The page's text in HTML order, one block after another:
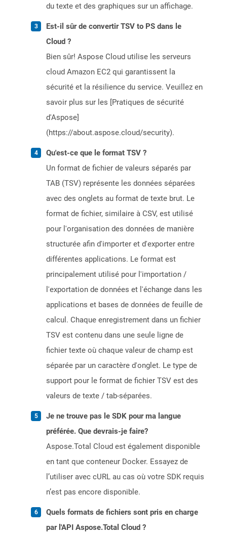
du texte et des graphiques sur un affichage.
Est-il sûr de convertir TSV to PS dans le
Cloud ?
Bien sûr! Aspose Cloud utilise les serveurs
cloud Amazon EC2 qui garantissent la
sécurité et la résilience du service. Veuillez en
savoir plus sur les [Pratiques de sécurité
d'Aspose]
(https://about.aspose.cloud/security).
Qu'est-ce que le format TSV ?
Un format de fichier de valeurs séparés par
TAB (TSV) représente les données séparées
avec des onglets au format de texte brut. Le
format de fichier, similaire à CSV, est utilisé
pour l'organisation des données de manière
structurée afin d'importer et d'exporter entre
différentes applications. Le format est
principalement utilisé pour l'importation /
l'exportation de données et l'échange dans les
applications et bases de données de feuille de
calcul. Chaque enregistrement dans un fichier
TSV est contenu dans une seule ligne de
fichier texte où chaque valeur de champ est
séparée par un caractère d'onglet. Le type de
support pour le format de fichier TSV est des
valeurs de texte / tab-séparées.
Je ne trouve pas le SDK pour ma langue
préférée. Que devrais-je faire?
Aspose.Total Cloud est également disponible
en tant que conteneur Docker. Essayez de
l’utiliser avec cURL au cas où votre SDK requis
n’est pas encore disponible.
Quels formats de fichiers sont pris en charge
par l'API Aspose.Total Cloud ?